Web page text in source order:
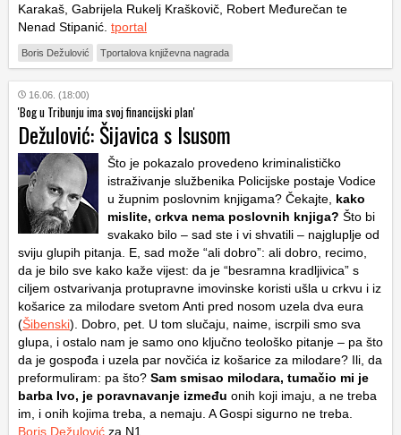
Karakaš, Gabrijela Rukelj Kraškovič, Robert Međurečan te
Nenad Stipanić. tportal
Boris Dežulović Tportalova književna nagrada
16.06. (18:00)
'Bog u Tribunju ima svoj financijski plan'
Dežulović: Šijavica s Isusom
Što je pokazalo provedeno kriminalističko
istraživanje službenika Policijske postaje Vodice
u župnim poslovnim knjigama? Čekajte, kako
mislite, crkva nema poslovnih knjiga? Što bi
svakako bilo – sad ste i vi shvatili – najgluplje od
sviju glupih pitanja. E, sad može “ali dobro”: ali dobro, recimo,
da je bilo sve kako kaže vijest: da je “besramna kradljivica” s
ciljem ostvarivanja protupravne imovinske koristi ušla u crkvu i iz
košarice za milodare svetom Anti pred nosom uzela dva eura
(Šibenski). Dobro, pet. U tom slučaju, naime, iscrpili smo sva
glupa, i ostalo nam je samo ono ključno teološko pitanje – pa što
da je gospođa i uzela par novčića iz košarice za milodare? Ili, da
preformuliram: pa što? Sam smisao milodara, tumačio mi je
barba Ivo, je poravnavanje između onih koji imaju, a ne treba
im, i onih kojima treba, a nemaju. A Gospi sigurno ne treba.
Boris Dežulović za N1